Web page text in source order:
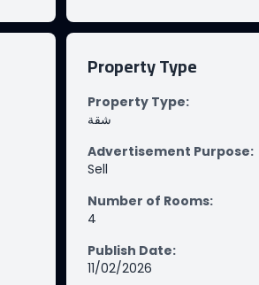
Property Type
Property Type:
شقة
Advertisement Purpose:
Sell
Number of Rooms:
4
Publish Date:
11/02/2026